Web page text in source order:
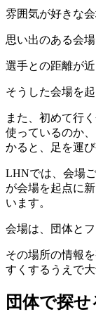
雰囲気が好きな会
思い出のある会場
選手との距離が近
そうした会場を
また、初めて行
使っているのか
かると、足を運
LHNでは、会場
が会場を起点に
います。
会場は、団体と
その場所の情報
すくするうえで
団体で探